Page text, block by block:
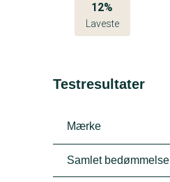
12%
Laveste
Testresultater
Mærke
Samlet bedømmelse